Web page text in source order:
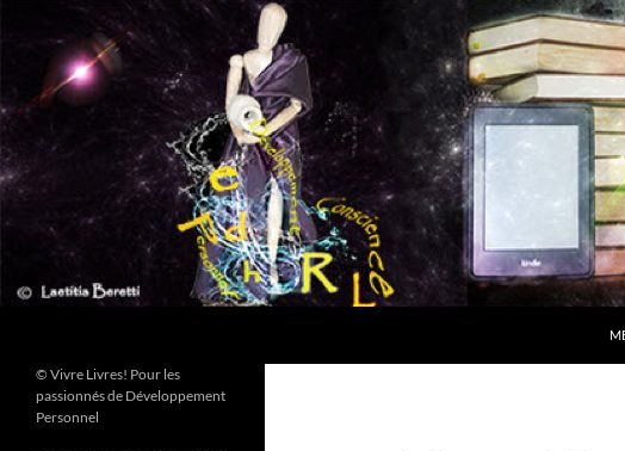
contenu
© Vivre Livres! Pour les
passionnés de Développement
Personnel